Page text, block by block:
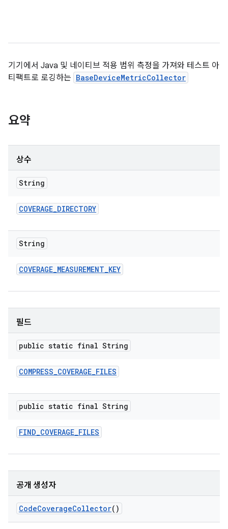
기기에서 Java 및 네이티브 적용 범위 측정을 가져와 테스트 아
티팩트로 로깅하는 BaseDeviceMetricCollector
요약
상수
String
COVERAGE_DIRECTORY
String
COVERAGE_MEASUREMENT_KEY
필드
public static final String
COMPRESS_COVERAGE_FILES
public static final String
FIND_COVERAGE_FILES
공개 생성자
CodeCoverageCollector()